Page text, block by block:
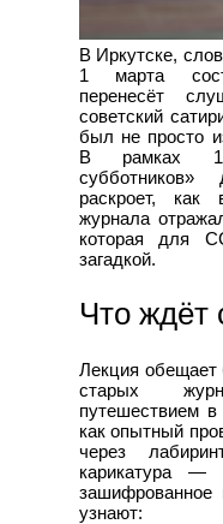
В Иркутске,
1 марта
перенесёт
советский
был не просто
В рамках
раскроет, как
журнала
которая для
загадкой.
Что ждёт
Лекция обещает
старых
путешествием
как опытный
через
карикатура
зашифрованное
узнают: